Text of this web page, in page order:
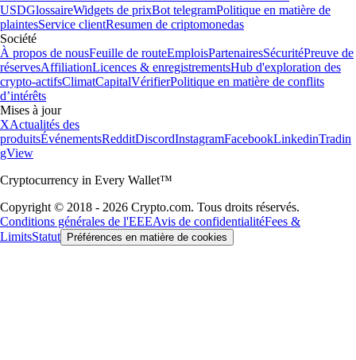
USDGlossaireWidgets de prixBot telegramPolitique en matière de
plaintesService clientResumen de criptomonedas
Société
À propos de nousFeuille de routeEmploisPartenairesSécuritéPreuve de
réservesAffiliationLicences & enregistrementsHub d'exploration des
crypto-actifsClimatCapitalVérifierPolitique en matière de conflits
d’intérêts
Mises à jour
XActualités des
produitsÉvénementsRedditDiscordInstagramFacebookLinkedinTradin
gView
Cryptocurrency in Every Wallet™
Copyright © 2018 - 2026 Crypto.com. Tous droits réservés.
Conditions générales de l'EEEAvis de confidentialitéFees &
LimitsStatut Préférences en matière de cookies